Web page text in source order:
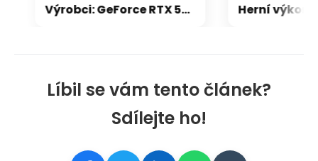
Líbil se vám tento článek?
Sdílejte ho!
Výrobci: GeForce RTX 5000 zdraží o 20-30 %, zastavili jsme dodávky levných karet